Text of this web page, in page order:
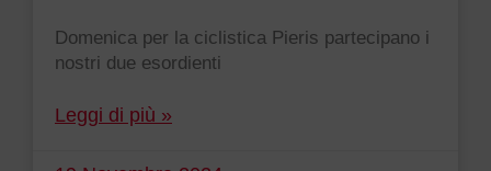
Domenica per la ciclistica Pieris partecipano i
nostri due esordienti
Leggi di più »